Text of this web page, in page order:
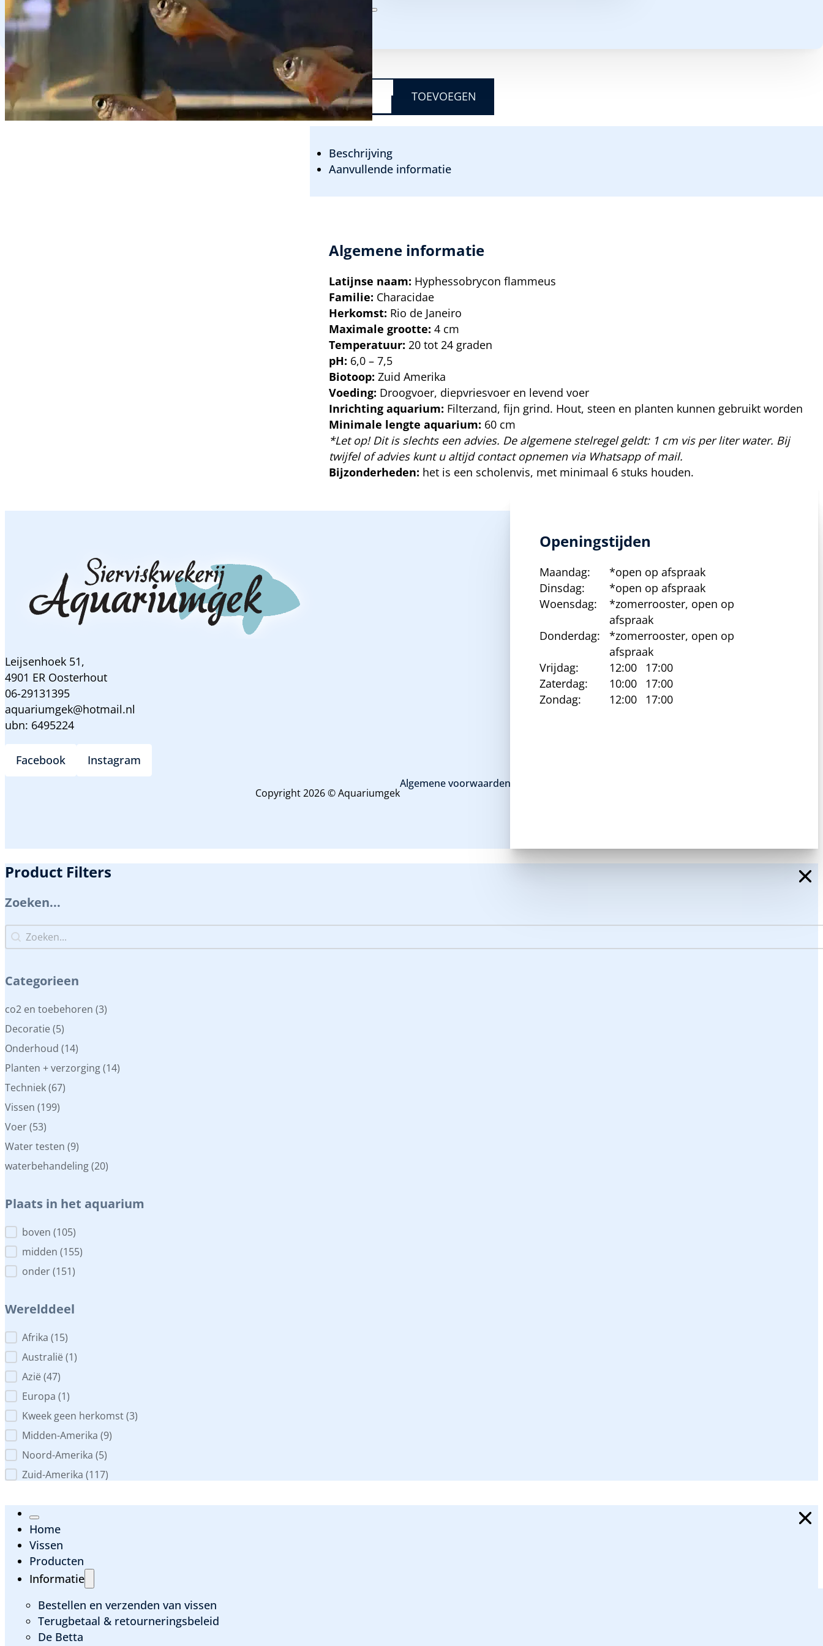
Zuid Amerika
€2,50
HYPHESSOBRYCON
FLAMMEUS
-
RODE
RIO
TOEVOEGEN
Beschrijving
Aanvullende informatie
Algemene informatie
Latijnse naam: Hyphessobrycon flammeus
Familie: Characidae
Herkomst: Rio de Janeiro
Maximale grootte: 4 cm
Temperatuur: 20 tot 24 graden
pH: 6,0 – 7,5
Biotoop: Zuid Amerika
Voeding: Droogvoer, diepvriesvoer en levend voer
Inrichting aquarium: Filterzand, fijn grind. Hout, steen en planten kunnen gebruikt worden
Minimale lengte aquarium: 60 cm
*Let op! Dit is slechts een advies. De algemene stelregel geldt: 1 cm vis per liter water. Bij
twijfel of advies kunt u altijd contact opnemen via Whatsapp of mail.
Bijzonderheden: het is een scholenvis, met minimaal 6 stuks houden.
Leijsenhoek 51,
4901 ER Oosterhout
06-29131395
aquariumgek@hotmail.nl
ubn: 6495224
Facebook Instagram
Copyright 2026 © Aquariumgek
Algemene voorwaarden en privacy beleid
Openingstijden
Maandag:
*open op afspraak
Dinsdag:
*open op afspraak
Woensdag:
*zomerrooster, open op
afspraak
Donderdag:
*zomerrooster, open op
afspraak
Vrijdag:
12:00
17:00
Zaterdag:
10:00
17:00
Zondag:
12:00 17:00
Product Filters
Zoeken...
Zoeken...
Zoeken...
Categorieen
Categorieen
co2 en toebehoren (3)
Decoratie (5)
Onderhoud (14)
Planten + verzorging(14)
Techniek(67)
Vissen (199)
Voer(53)
Water testen (9)
waterbehandeling(20)
Plaats in het aquarium
Plaats in het aquarium
boven (105)
midden (155)
onder(151)
Werelddeel
Werelddeel
Afrika (15)
Australië (1)
Azië (47)
Europa (1)
Kweek geen herkomst(3)
Midden-Amerika (9)
Noord-Amerika (5)
Zuid-Amerika (117)
Home
Vissen
Producten
Informatie
Bestellen en verzenden van vissen
Terugbetaal & retourneringsbeleid
De Betta